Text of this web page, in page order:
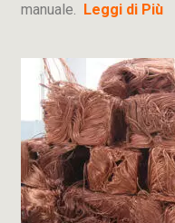
manuale. Leggi di Più